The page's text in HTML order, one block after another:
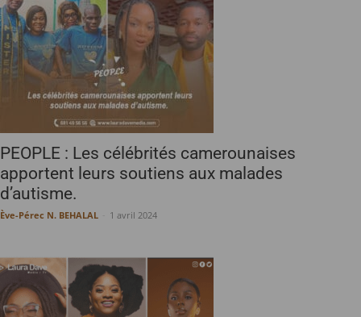
PEOPLE : Les célébrités camerounaises
apportent leurs soutiens aux malades
d’autisme.
Ève-Pérec N. BEHALAL 1 avril 2024